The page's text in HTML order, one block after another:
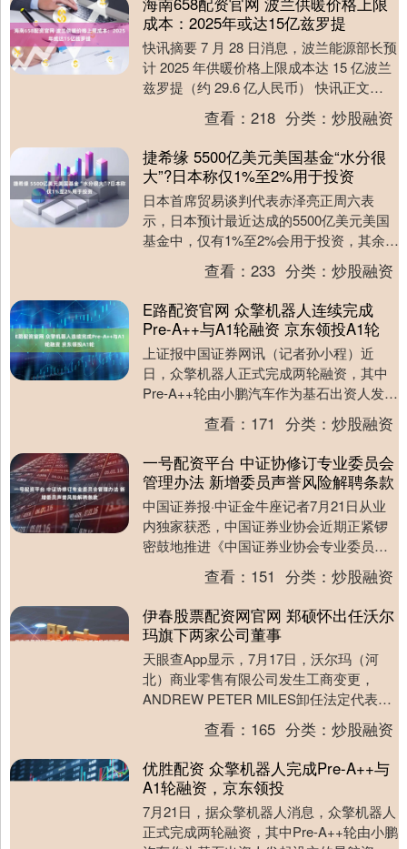
成本：2025年或达15亿兹罗提
快讯摘要 7 月 28 日消息，波兰能源部长预
计 2025 年供暖价格上限成本达 15 亿波兰
兹罗提（约 29.6 亿人民币） 快讯正文
【波兰能源部长预计20....
查看：218 分类：炒股融资
捷希缘 5500亿美元美国基金“水分很
大”?日本称仅1%至2%用于投资
日本首席贸易谈判代表赤泽亮正周六表
示，日本预计最近达成的5500亿美元美国
基金中，仅有1%至2%会用于投资，其余大
部分资金将用于发放贷款。赤泽还表示，
日本通过与....查看：233 分类：炒股融资
E路配资官网 众擎机器人连续完成
Pre-A++与A1轮融资 京东领投A1轮
上证报中国证券网讯（记者孙小程）近
日，众擎机器人正式完成两轮融资，其中
Pre-A++轮由小鹏汽车作为基石出资人发起
设立的星航资本投资。A1轮融资由京东领
投，宁德....查看： 171 分类：炒股融资
一号配资平台 中证协修订专业委员会
管理办法 新增委员声誉风险解聘条款
中国证券报·中证金牛座记者7月21日从业
内独家获悉，中国证券业协会近期正紧锣
密鼓地推进《中国证券业协会专业委员会
管理办法》的修订工作。记者调研了解
到，目前修订形....
查看： 151 分类：炒股融资
伊春股票配资网官网 郑硕怀出任沃尔
玛旗下两家公司董事
天眼查App显示，7月17日，沃尔玛（河
北）商业零售有限公司发生工商变更，
ANDREW PETER MILES卸任法定代表
人、执行董事，郑硕怀接任法定代表人并
查看： 165 分类：炒股融资
优胜配资 众擎机器人完成Pre-A++与
A1轮融资，京东领投
7月21日，据众擎机器人消息，众擎机器人
正式完成两轮融资，其中Pre-A++轮由小鹏